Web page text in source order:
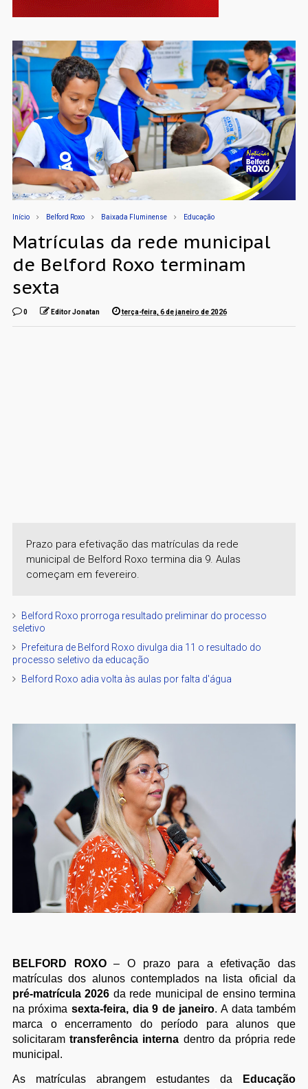
Início Belford Roxo Baixada Fluminense Educação
Matrículas da rede municipal
de Belford Roxo terminam
sexta
0 Editor Jonatan terça-feira, 6 de janeiro de 2026
Prazo para efetivação das matrículas da rede
municipal de Belford Roxo termina dia 9. Aulas
começam em fevereiro.
Belford Roxo prorroga resultado preliminar do processo
seletivo
Prefeitura de Belford Roxo divulga dia 11 o resultado do
processo seletivo da educação
Belford Roxo adia volta às aulas por falta d'água
BELFORD ROXO– O prazo para a efetivação das
matrículas dos alunos contemplados na lista oficial da
pré-matrícula 2026 da rede municipal de ensino termina
na próximasexta-feira, dia 9 de janeiro. A data também
marca o encerramento do período para alunos que
solicitaramtransferência interna dentro da própria rede
municipal.
As matrículas abrangem estudantes da
Educação